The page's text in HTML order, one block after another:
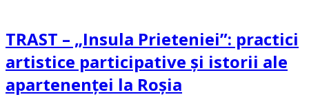
TRAST – „Insula Prieteniei”: practici
artistice participative și istorii ale
apartenenței la Roșia